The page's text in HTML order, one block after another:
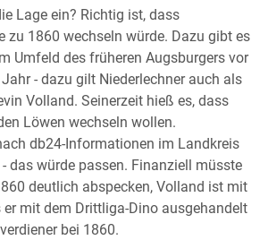
Lage ein? Richtig ist, dass
zu 1860 wechseln würde. Dazu gibt es
Umfeld des früheren Augsburgers vor
- dazu gilt Niederlechner auch als
Volland. Seinerzeit hieß es, dass
Löwen wechseln wollen.
db24-Informationen im Landkreis
das würde passen. Finanziell müsste
deutlich abspecken, Volland ist mit
er mit dem Drittliga-Dino ausgehandelt
bei 1860.